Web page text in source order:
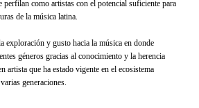
perfilan como artistas con el potencial suficiente para
de la música latina.
exploración y gusto hacia la música en donde
géneros gracias al conocimiento y la herencia
artista que ha estado vigente en el ecosistema
generaciones.